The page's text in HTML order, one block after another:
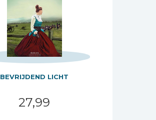
BEVRIJDEND LICHT
27,99